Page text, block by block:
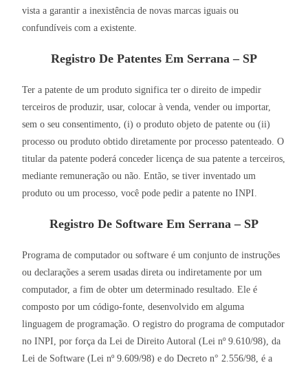
vista a garantir a inexistência de novas marcas iguais ou
confundíveis com a existente.
Registro De Patentes Em Serrana – SP
Ter a patente de um produto significa ter o direito de impedir
terceiros de produzir, usar, colocar à venda, vender ou importar,
sem o seu consentimento, (i) o produto objeto de patente ou (ii)
processo ou produto obtido diretamente por processo patenteado. O
titular da patente poderá conceder licença de sua patente a terceiros,
mediante remuneração ou não. Então, se tiver inventado um
produto ou um processo, você pode pedir a patente no INPI.
Registro De Software Em Serrana – SP
Programa de computador ou software é um conjunto de instruções
ou declarações a serem usadas direta ou indiretamente por um
computador, a fim de obter um determinado resultado. Ele é
composto por um código-fonte, desenvolvido em alguma
linguagem de programação. O registro do programa de computador
no INPI, por força da Lei de Direito Autoral (Lei nº 9.610/98), da
Lei de Software (Lei nº 9.609/98) e do Decreto n° 2.556/98, é a